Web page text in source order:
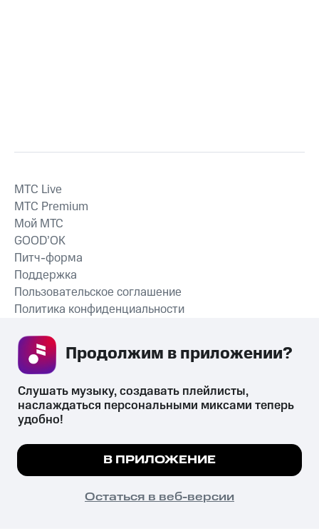
СКАЧАТЬ ПРИЛОЖЕНИЕ
MTС Live
MTС Premium
Мой МТС
GOOD’OK
Питч-форма
Поддержка
Пользовательское соглашение
Политика конфиденциальности
психотропных веществ, их аналогов причиняет вред здоровью,
их незаконный оборот запрещён и влечёт установленную
законодательством ответственность.
© 2026 ООО «КИОН».
Все права защищены
Мы используем куки, чтобы на сайте все
Подробнее
ПОНЯТНО
Слушать музыку, создавать плейлисты,
наслаждаться персональными миксами теперь
удобно!
В ПРИЛОЖЕНИЕ
Остаться в веб-версии